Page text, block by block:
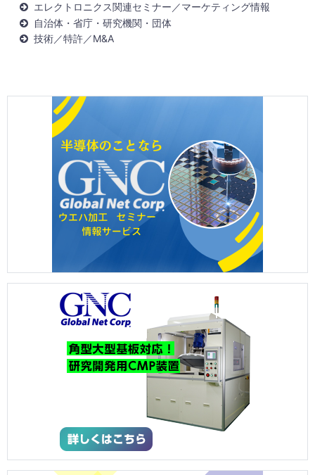
エレクトロニクス関連セミナー／マーケティング情報
自治体・省庁・研究機関・団体
技術／特許／M&A